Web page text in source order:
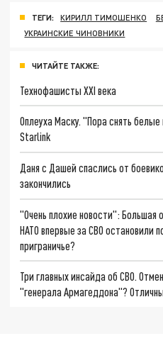
ТЕГИ: КИРИЛЛ ТИМОШЕНКО
УКРАИНСКИЕ ЧИНОВНИКИ
ЧИТАЙТЕ ТАКЖЕ:
Технофашисты XXI века
Оплеуха Маску. "Пора снять
Starlink
Даня с Дашей спаслись от
закончились
"Очень плохие новости":
НАТО впервые за СВО остановили
приграничье?
Три главных инсайда об СВО.
"генерала Армагеддона"?